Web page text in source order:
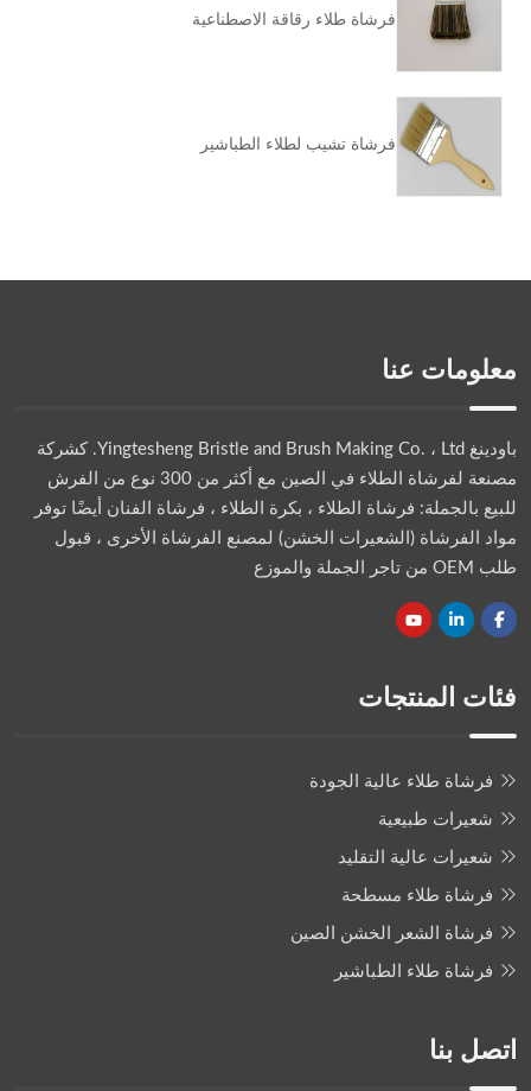
فرشاة طلاء رقاقة الاصطناعية
فرشاة تشيب لطلاء الطباشير
معلومات عنا
باودينغ Yingtesheng Bristle and Brush Making Co. ، Ltd.
كشركة
مصنعة لفرشاة الطلاء في الصين مع أكثر من 300 نوع من الفرش
للبيع بالجملة: فرشاة الطلاء ، بكرة الطلاء ، فرشاة الفنان أيضًا توفر
مواد الفرشاة (الشعيرات الخشن) لمصنع الفرشاة الأخرى ، قبول
طلب OEM من تاجر الجملة والموزع
فئات المنتجات
فرشاة طلاء عالية الجودة
شعيرات طبيعية
شعيرات عالية التقليد
فرشاة طلاء مسطحة
فرشاة الشعر الخشن الصين
فرشاة طلاء الطباشير
اتصل بنا